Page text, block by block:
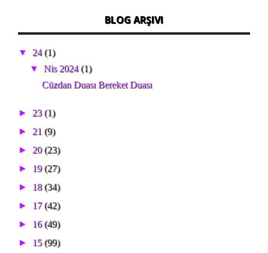
BLOG ARŞIVI
▼ 24(1)
▼Nis 2024(1)
Cüzdan Duası Bereket Duası
► 23(1)
► 21 (9)
► 20(23)
► 19(27)
► 18(34)
► 17(42)
► 16(49)
► 15(99)